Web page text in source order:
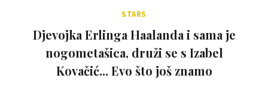
STARS
Djevojka Erlinga Haalanda i sama je
nogometašica, druži se s Izabel
Kovačić... Evo što još znamo